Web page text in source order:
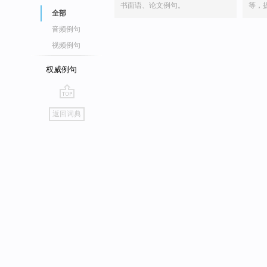
全部
音频例句
视频例句
权威例句
go
top
返回词典
书面语、论文例句。
等，